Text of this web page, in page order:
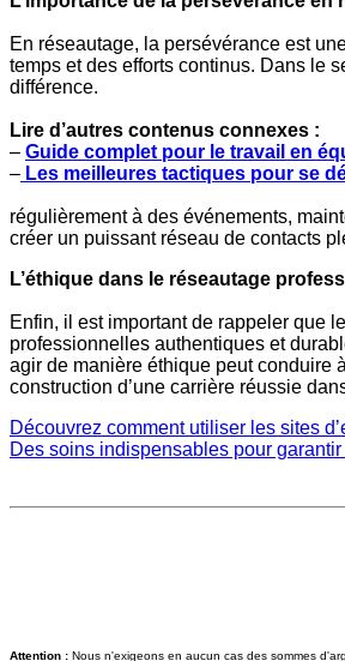
En réseautage, la persévérance est
temps et des efforts continus. Dans le
différence.
Lire d’autres contenus connexes :
– Guide complet pour le travail en
– Les meilleures tactiques pour se
régulièrement à des événements,
créer un puissant réseau de contacts
L’éthique dans le réseautage
Enfin, il est important de rappeler que
professionnelles authentiques et
agir de manière éthique peut conduire
construction d’une carrière réussie
Découvrez comment utiliser les sites
Des soins indispensables pour
Attention : Nous n'exigeons en aucun cas des sommes